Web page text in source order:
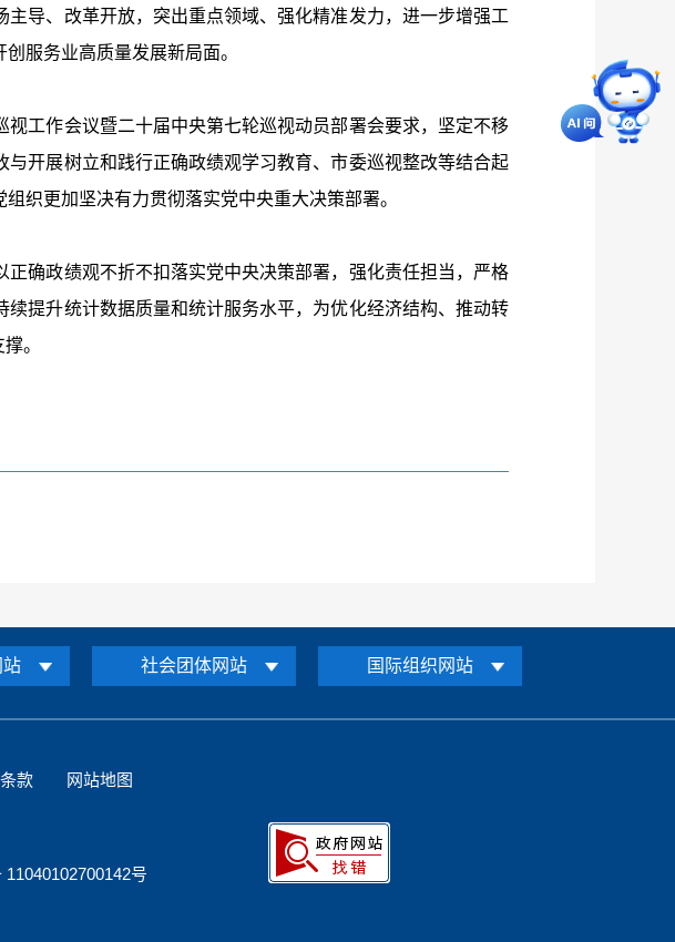
导、改革开放，突出重点领域、强化精准发力，进一步增强工
服务业高质量发展新局面。
工作会议暨二十届中央第七轮巡视动员部署会要求，坚定不移
开展树立和践行正确政绩观学习教育、市委巡视整改等结合起
织更加坚决有力贯彻落实党中央重大决策部署。
确政绩观不折不扣落实党中央决策部署，强化责任担当，严格
提升统计数据质量和统计服务水平，为优化经济结构、推动转
。
站 社会团体网站 国际组织网站
款 网站地图
11040102700142号